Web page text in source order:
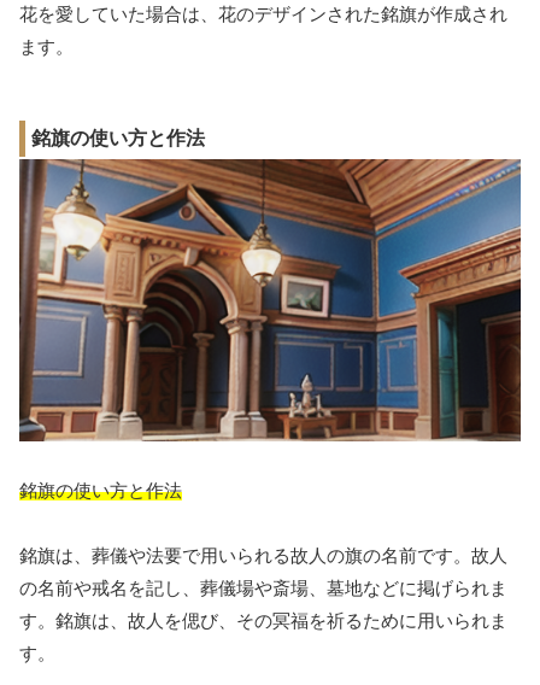
花を愛していた場合は、花のデザインされた銘旗が作成され
ます。
銘旗の使い方と作法
銘旗の使い方と作法
銘旗は、葬儀や法要で用いられる故人の旗の名前です。故人
の名前や戒名を記し、葬儀場や斎場、墓地などに掲げられま
す。銘旗は、故人を偲び、その冥福を祈るために用いられま
す。